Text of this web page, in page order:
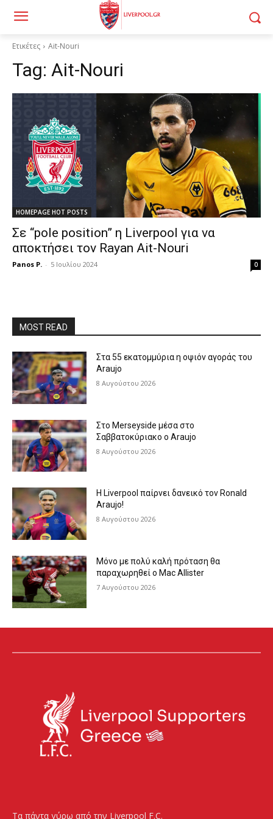
Ετικέτες Ait-Nouri
Tag: Ait-Nouri
HOMEPAGE HOT POSTS
Σε “pole position” η Liverpool για να
αποκτήσει τον Rayan Ait-Nouri
Panos P. - 5 Ιουλίου 2024 0
MOST READ
Στα 55 εκατομμύρια η οψιόν αγοράς του
Araujo
8 Αυγούστου 2026
Στο Merseyside μέσα στο
Σαββατοκύριακο ο Araujo
8 Αυγούστου 2026
Η Liverpool παίρνει δανεικό τον Ronald
Araujo!
8 Αυγούστου 2026
Μόνο με πολύ καλή πρόταση θα
παραχωρηθεί ο Mac Allister
7 Αυγούστου 2026
Τα πάντα γύρω από την Liverpool F.C.